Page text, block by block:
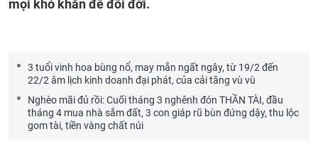
mọi khó khắn để đổi đời.
3 tuổi vinh hoa bùng nổ, may mắn ngất ngây, từ 19/2 đến
22/2 âm lịch kinh doanh đại phát, của cải tăng vù vù
Nghèo mãi đủ rồi: Cuối tháng 3 nghênh đón THẦN TÀI, đầu
tháng 4 mua nhà sắm đất, 3 con giáp rũ bùn đứng dậy, thu lộc
gom tài, tiền vàng chất núi